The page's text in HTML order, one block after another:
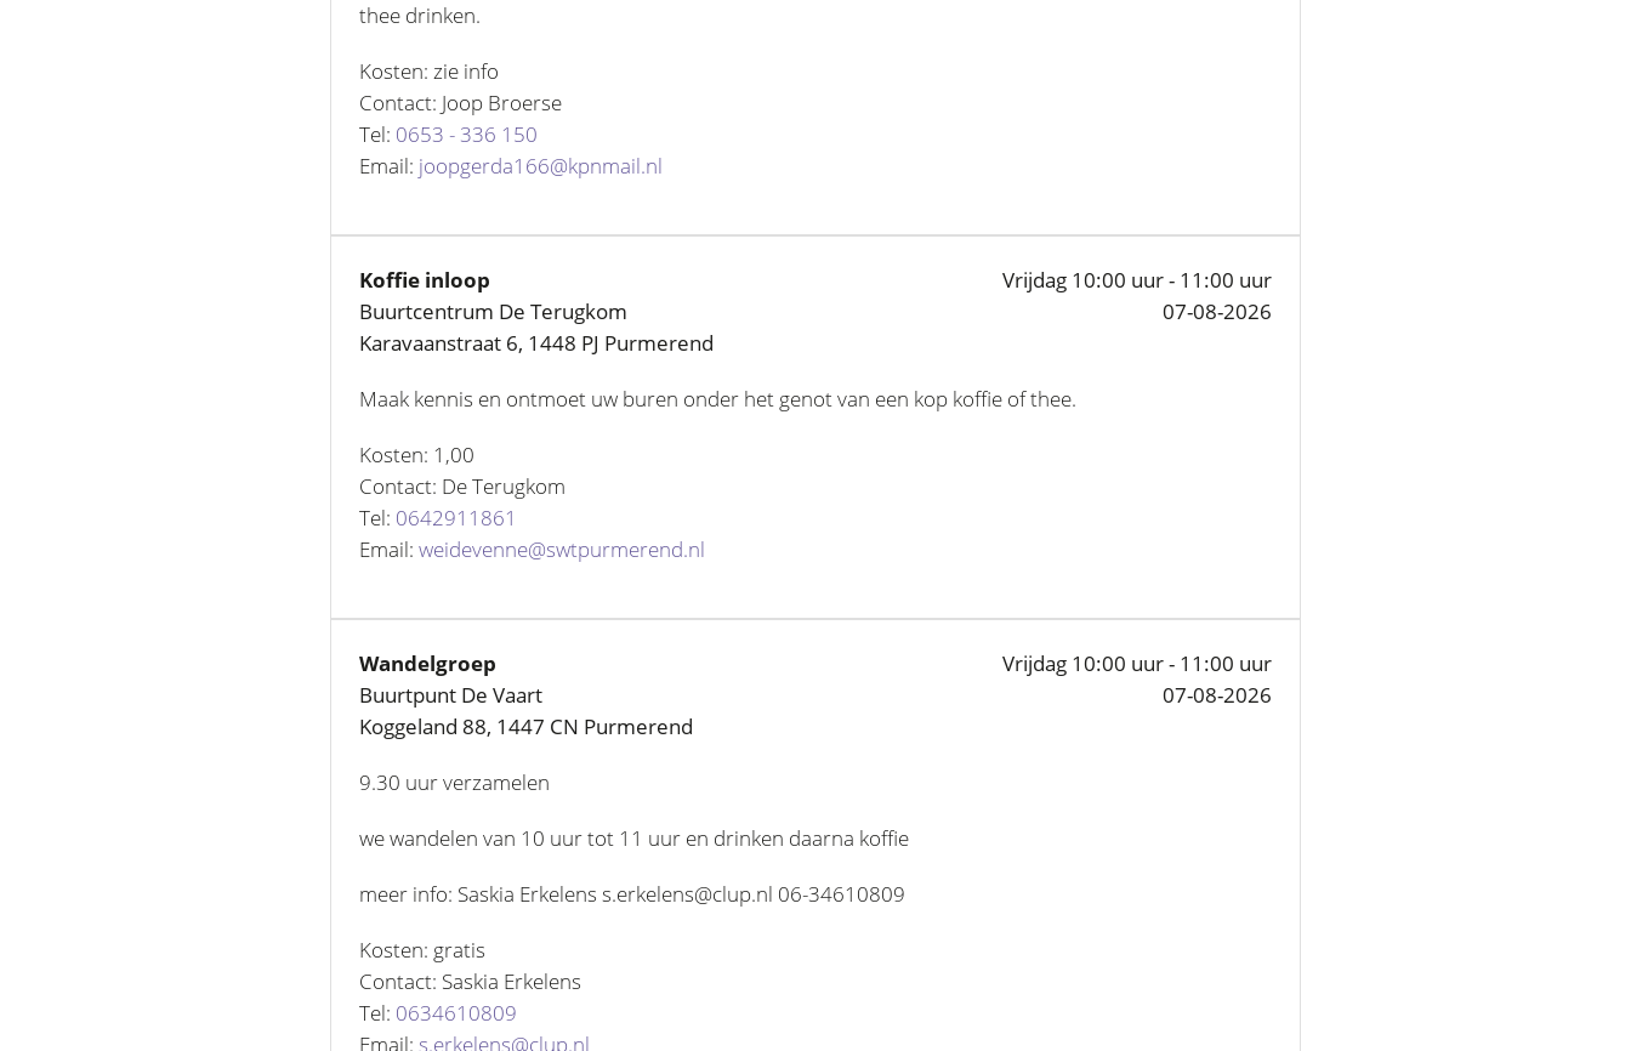
thee drinken.
Kosten: zie info
Contact: Joop Broerse
Tel: 0653 - 336 150
Email: joopgerda166@kpnmail.nl
Koffie inloop
Buurtcentrum De Terugkom
Karavaanstraat 6, 1448 PJ Purmerend
Vrijdag 10:00 uur - 11:00 uur
07-08-2026
Maak kennis en ontmoet uw buren onder het genot van een kop koffie of thee.
Kosten: 1,00
Contact: De Terugkom
Tel: 0642911861
Email: weidevenne@swtpurmerend.nl
Wandelgroep
Buurtpunt De Vaart
Koggeland 88, 1447 CN Purmerend
Vrijdag 10:00 uur - 11:00 uur
07-08-2026
9.30 uur verzamelen
we wandelen van 10 uur tot 11 uur en drinken daarna koffie
meer info: Saskia Erkelens s.erkelens@clup.nl 06-34610809
Kosten: gratis
Contact: Saskia Erkelens
Tel: 0634610809
Email: s.erkelens@clup.nl